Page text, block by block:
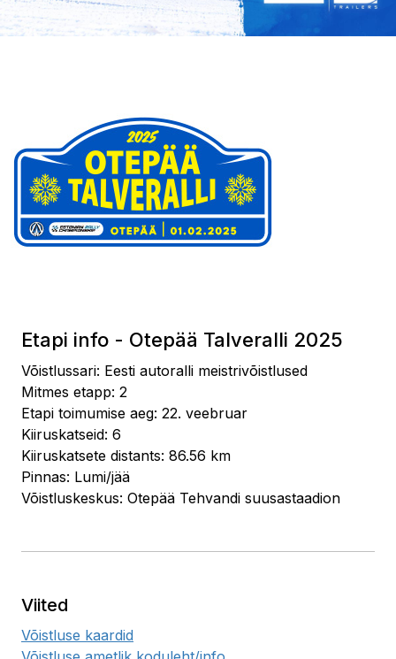
Etapi info - Otepää Talveralli 2025
Võistlussari: Eesti autoralli meistrivõistlused
Mitmes etapp: 2
Etapi toimumise aeg: 22. veebruar
Kiiruskatseid: 6
Kiiruskatsete distants: 86.56 km
Pinnas: Lumi/jää
Võistluskeskus: Otepää Tehvandi suusastaadion
Viited
Võistluse kaardid